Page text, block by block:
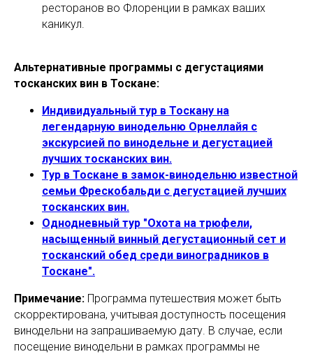
ресторанов во Флоренции в рамках ваших
каникул.
Альтернативные программы с дегустациями
тосканских вин в Тоскане:
Индивидуальный тур в Тоскану на
легендарную винодельню Орнеллайя с
экскурсией по винодельне и дегустацией
лучших тосканских вин.
Тур в Тоскане в замок-винодельню известной
семьи Фрескобальди с дегустацией лучших
тосканских вин.
Однодневный тур "Охота на трюфели,
насыщенный винный дегустационный сет и
тосканский обед среди виноградников в
Тоскане".
Примечание: Программа путешествия может быть
скорректирована, учитывая доступность посещения
винодельни на запрашиваемую дату. В случае, если
посещение винодельни в рамках программы не